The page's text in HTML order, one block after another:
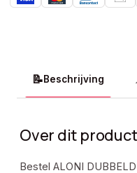
📝Beschrijving
Over dit product
Bestel ALONI